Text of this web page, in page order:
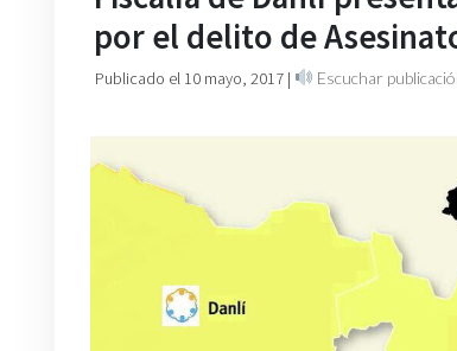
por el delito de
Publicado el 10 mayo, 2017 | Escuchar